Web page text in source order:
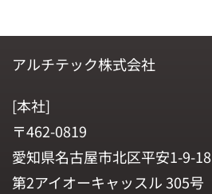
アルチテック株式会社
[本社]
〒462-0819
愛知県名古屋市北区平安1-9-18
第2アイオーキャッスル 305号